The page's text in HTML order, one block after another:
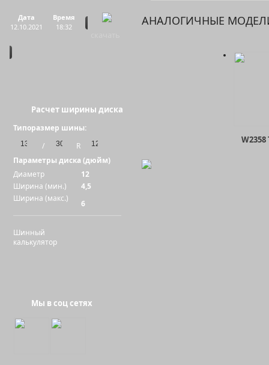
АНАЛОГИЧНЫЕ
W2358
Дата
12.10.2021
Время
18:32
Расчет ширины диска
Типоразмер шины:
/
R
Параметры диска (дюйм)
Диаметр
12
Ширина (мин.)
4,5
Ширина (макс.)
6
Шинный
калькулятор
Мы в соц сетях